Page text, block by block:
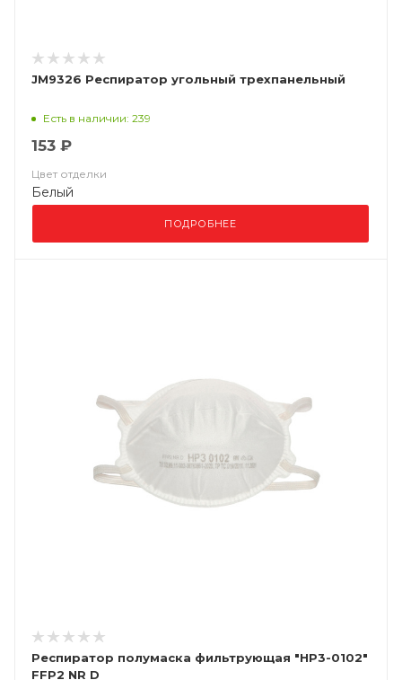
JM9326 Респиратор угольный трехпанельный
Есть в наличии: 239
153 ₽
Цвет отделки
Белый
ПОДРОБНЕЕ
Респиратор полумаска фильтрующая "НР3-0102"
FFP2 NR D